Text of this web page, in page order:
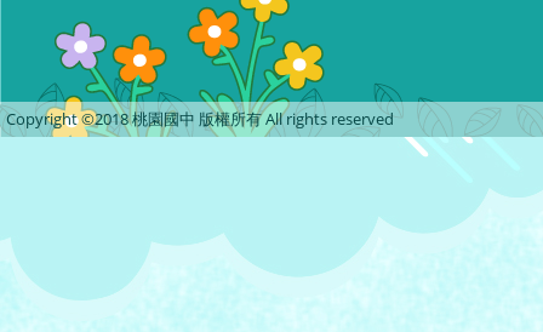
Copyright ©2018 桃園國中 版權所有 All rights reserved